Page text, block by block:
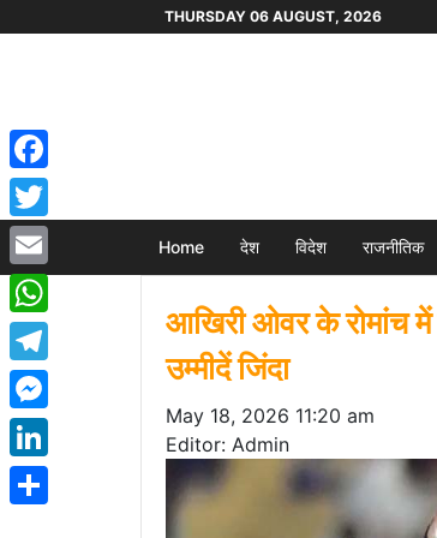
THURSDAY 06 AUGUST, 2026
Home देश विदेश राजनीतिक
आखिरी ओवर के रोमांच
उम्मीदें जिंदा
May 18, 2026 11:20 am
Editor: Admin
Facebook
Twitter
Email
WhatsApp
Telegram
Messenger
LinkedIn